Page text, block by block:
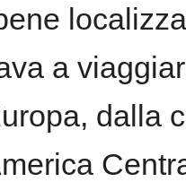
a
dalla